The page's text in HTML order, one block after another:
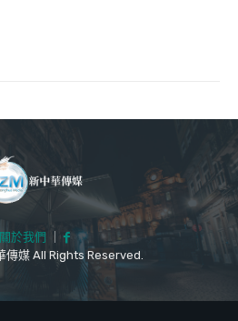
關於我們
｜
傳媒 All Rights Reserved.